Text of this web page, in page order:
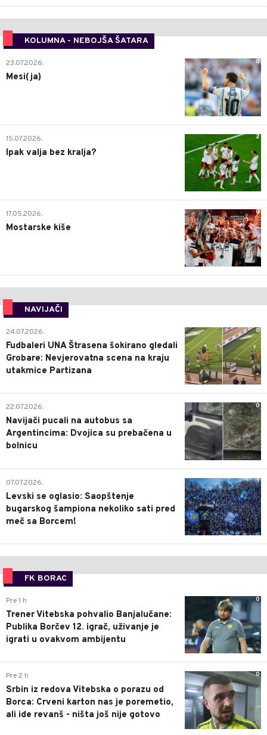
KOLUMNA - NEBOJŠA ŠATARA
0
23.07.2026.
Mesi(ja)
2
15.07.2026.
Ipak valja bez kralja?
0
17.05.2026.
Mostarske kiše
NAVIJAČI
0
24.07.2026.
Fudbaleri UNA Štrasena šokirano gledali
Grobare: Nevjerovatna scena na kraju
utakmice Partizana
0
22.07.2026.
Navijači pucali na autobus sa
Argentincima: Dvojica su prebačena u
bolnicu
1
07.07.2026.
Levski se oglasio: Saopštenje
bugarskog šampiona nekoliko sati pred
meč sa Borcem!
FK BORAC
0
Pre 1 h
Trener Vitebska pohvalio Banjalučane:
Publika Borčev 12. igrač, uživanje je
igrati u ovakvom ambijentu
0
Pre 2 h
Srbin iz redova Vitebska o porazu od
Borca: Crveni karton nas je poremetio,
ali ide revanš - ništa još nije gotovo